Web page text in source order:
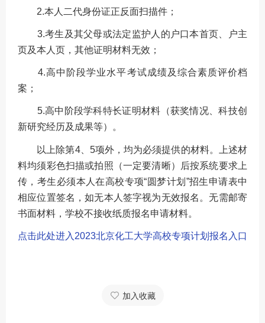
2.本人二代身份证正反面扫描件；
3.考生及其父母或法定监护人的户口本首页、户主
页及本人页，其他证明材料无效；
4.高中阶段学业水平考试成绩及综合素质评价档
案；
5.高中阶段学科特长证明材料（获奖情况、科技创
新研究经历及成果等）。
以上除第4、5项外，均为必须提供的材料。上述材
料均须彩色扫描或拍照（一定要清晰）后按系统要求上
传，考生必须本人在高校专项“圆梦计划”招生申请表中
相应位置签名，如无本人签字视为无效报名。无需邮寄
书面材料，学校不接收纸质报名申请材料。
点击此处进入2023北京化工大学高校专项计划报名入口
加入收藏